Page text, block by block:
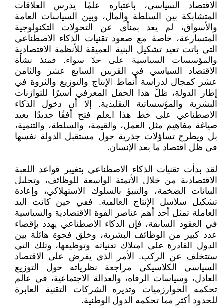
الاقتصاد السياسي، باعتباره علمًا يدرس العلاقات
المتشابكة بين السلطة والمال، وبين السياسات العامة
والأسواق، لم يعد بمنأى عن التحولات التكنولوجية
المتسارعة، خاصة مع صعود تقنيات الذكاء الاصطناعي
التي باتت تعيد تشكيل البنية العميقة للأنظمة الاقتصادية
والمؤسسات السياسية على حدّ سواء. فمنذ نشأة
الاقتصاد السياسي في القرنين السابع عشر والثامن
عشر كمجال لدراسة أنماط الإنتاج والتوزيع والثروة في
إطار الدولة، ظلّ هذا الحقل المعرفي أسيرًا للتوازنات
البشرية والمؤسساتية التقليدية. إلا أن دخول الذكاء
الاصطناعي على خط هذا العلم فتح أفقًا جديدًا يعيد
صياغة مفاهيم مثل العمل، والقيمة، والسلطة، والتنمية،
بل ويطرح تساؤلات جذرية حول مستقبل الدولة نفسها
في ظل اقتصاد ما بعد الإنسان.
لقد بدأت تقنيات الذكاء الاصطناعي بتغيير قواعد اللعبة
الاقتصادية من خلال الأتمتة الواسعة للوظائف، وتحليل
البيانات الضخمة، والتنبؤ بالسلوك الاستهلاكي، وإعادة
تشكيل سلاسل الإنتاج العالمية. ففي حين كانت اليد
العاملة تمثل أحد أهم عناصر القوة الاقتصادية والسياسية
في العقود السابقة، فإن الذكاء الاصطناعي يهدد بإقصاء
عدد كبير من الوظائف البشرية، وخلق فجوة هائلة بين
الدول القادرة على امتلاك تقنياته وتوظيفها، وتلك التي
ستتخلف عن الركب. الأمر الذي يفرض على الاقتصاد
السياسي الكلاسيكي مراجعة نظرياته حول التوزيع
العادل، وسياسات الرفاه، والعدالة الاجتماعية، في عالم
تحكمه الخوارزميات وتديره الشركات التقنية العابرة
للحدود أكثر مما تحكمه الدول الوطنية.